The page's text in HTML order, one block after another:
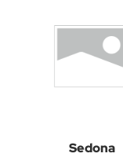
Sedona